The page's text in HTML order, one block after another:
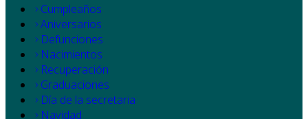
Cumpleaños
Aniversarios
Defunciones
Nacimientos
Recuperación
Graduaciones
Día de la secretaria
Navidad